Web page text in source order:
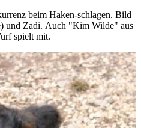
beim Haken-schlagen. Bild
und Zadi. Auch "Kim Wilde" aus
spielt mit.